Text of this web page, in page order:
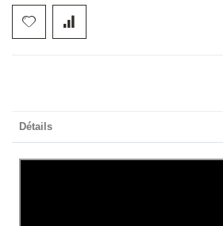
Détails